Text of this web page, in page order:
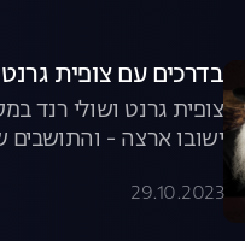
בדרכים עם צופית
צופית גרנט ושולי רנד
ישובו ארצה -
29.10.2023